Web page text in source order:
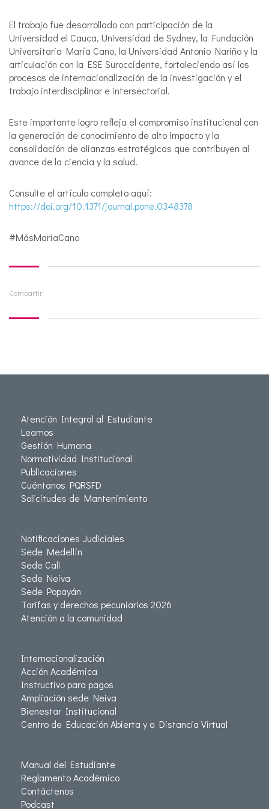
El trabajo fue desarrollado con participación de la
Universidad el Cauca, Universidad de Sydney, la Fundación
Universitaria María Cano, la Universidad Antonio Nariño y la
articulación con la ESE Suroccidente, fortaleciendo así los
procesos de internacionalización de la investigación y el
trabajo interdisciplinar e intersectorial.
Este importante logro refleja el compromiso institucional con
la generación de conocimiento de alto impacto y la
consolidación de alianzas estratégicas que contribuyen al
avance de la ciencia y la salud.
Consulte el artículo completo aquí:
https://doi.org/10.1371/journal.pone.0348378
#MásMaríaCano
Compartir:
Atención Integral al Estudiante
Leamos
Gestión Humana
Normatividad Institucional
Publicaciones
Cuéntanos PQRSFD
Solicitudes de Mantenimiento
Notificaciones Judiciales
Sede Medellín
Sede Cali
Sede Neiva
Sede Popayán
Tarifas y derechos pecuniarios 2026
Atención a la comunidad
Internacionalización
Acción Académica
Instructivo para pagos
Ampliación sede Neiva
Bienestar Institucional
Centro de Educación Abierta y a Distancia Virtual
Manual del Estudiante
Reglamento Académico
Contáctenos
Podcast